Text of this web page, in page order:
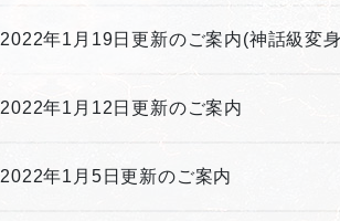
2022年1月19日更新のご案内(神話級変
2022年1月12日更新のご案内
2022年1月5日更新のご案内